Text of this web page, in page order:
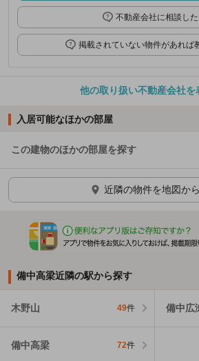
不動産会社に相談し
掲載されていない物件があれば
他の取り扱い不動産会社を
入居可能なほかの部屋
この建物のほかの部屋を探す
ほかの部屋を検索中…
近隣の物件を地図か
備中高梁近隣の駅から探す
木野山 49件 備中広
備中高梁 72件